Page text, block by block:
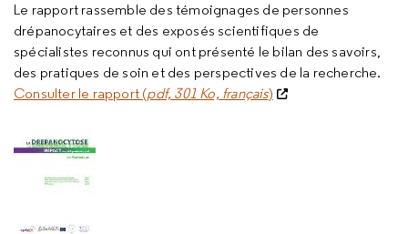
Le rapport rassemble des témoignages de personnes
drépanocytaires et des exposés scientifiques de
spécialistes reconnus qui ont présenté le bilan des savoirs,
des pratiques de soin et des perspectives de la recherche.
Consulter le rapport (pdf, 301 Ko, français)